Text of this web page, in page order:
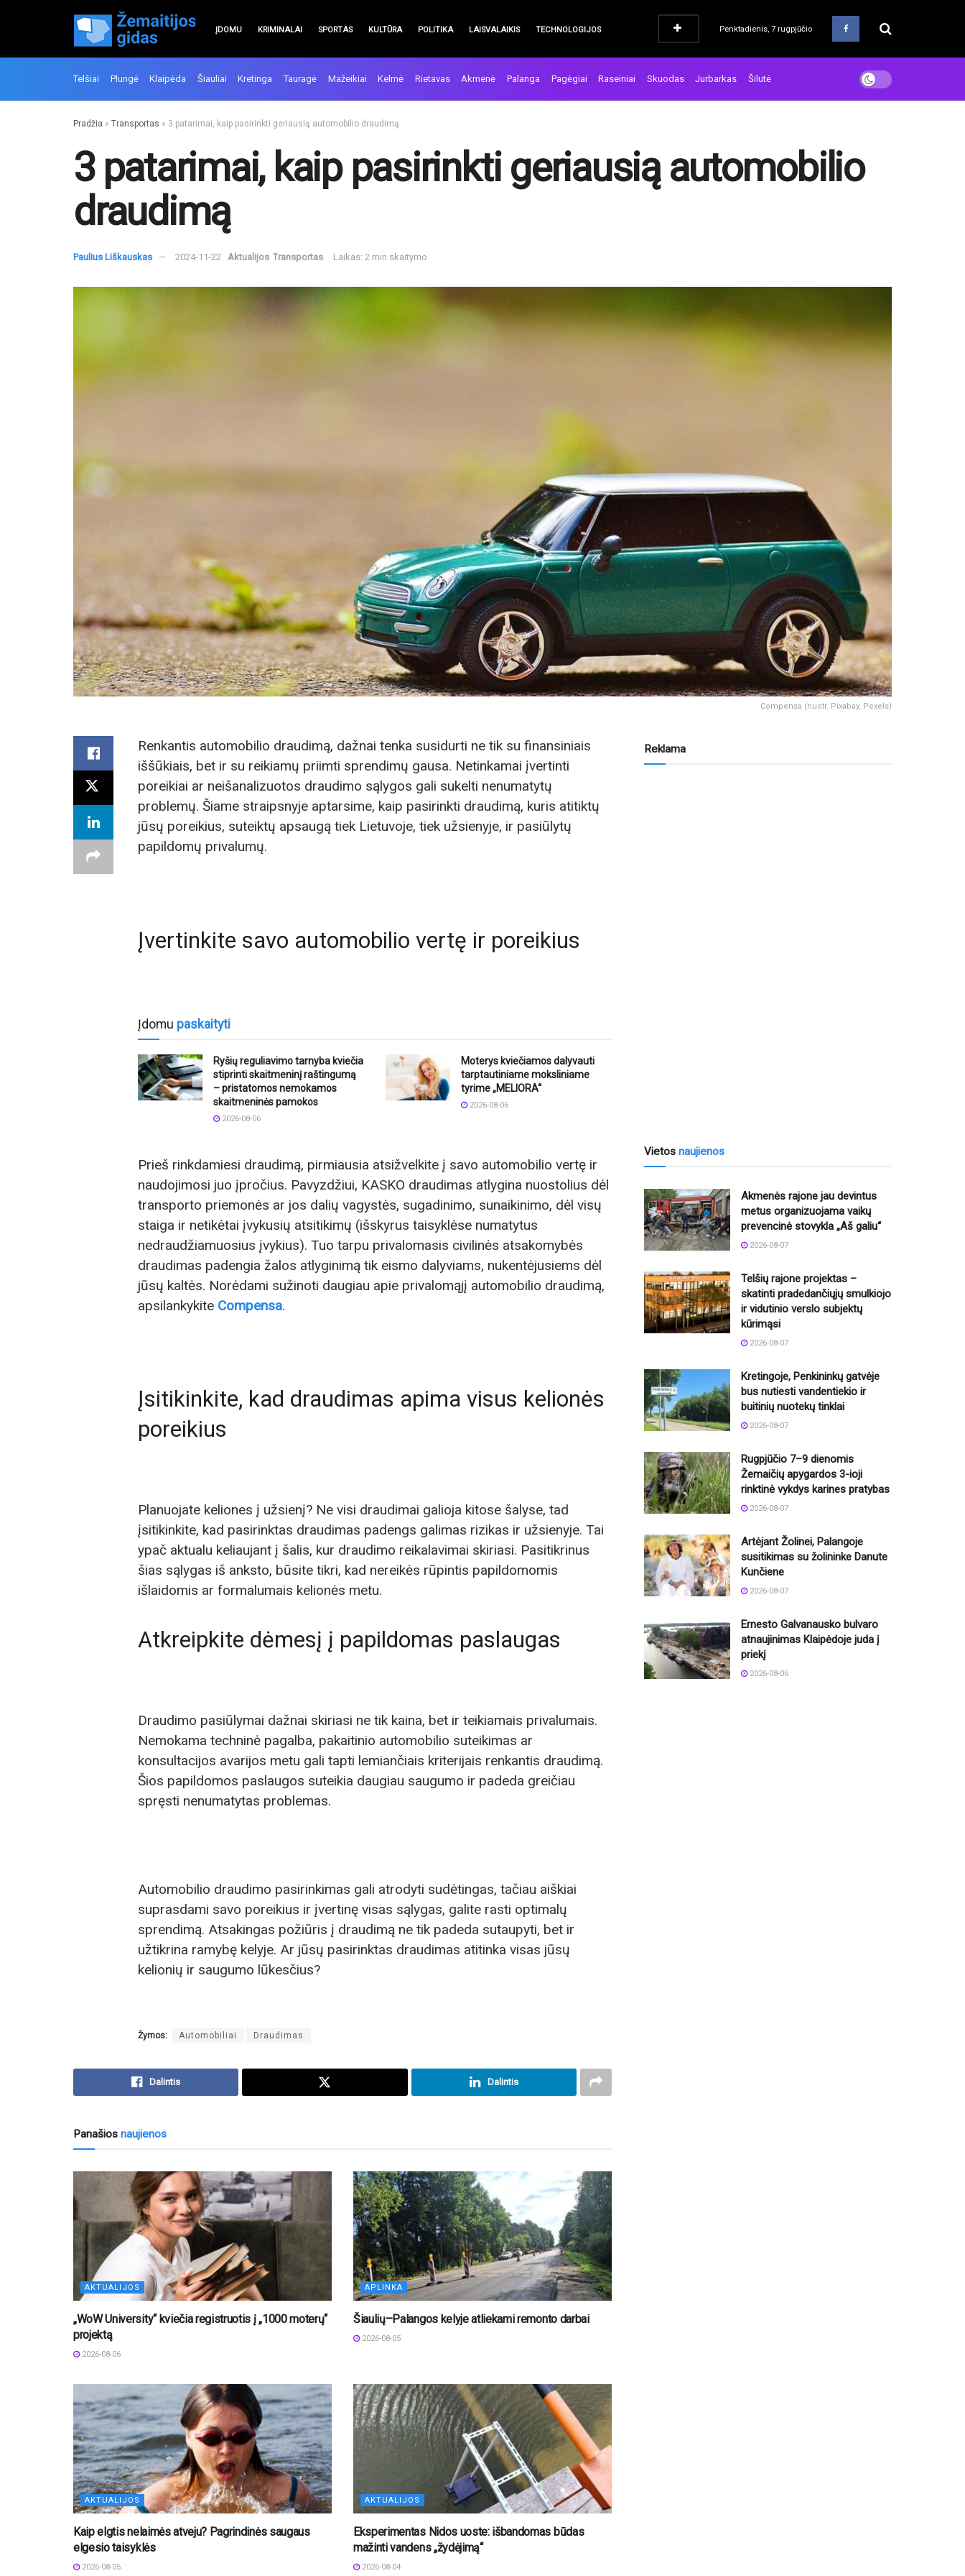
ĮDOMU KRIMINALAI SPORTAS KULTŪRA POLITIKA LAISVALAIKIS TECHNOLOGIJOS Penktadienis, 7 rugpjūčio
Telšiai Plungė Klaipėda Šiauliai Kretinga Tauragė Mažeikiai Kelmė Rietavas Akmenė Palanga Pagėgiai Raseiniai Skuodas Jurbarkas Šilutė
Pradžia » Transportas » 3 patarimai, kaip pasirinkti geriausią automobilio draudimą
3 patarimai, kaip pasirinkti geriausią automobilio
draudimą
Paulius Liškauskas 2024-11-22 Aktualijos Transportas Laikas: 2 min skaitymo
Compensa (nuotr. Pixabay, Pexels)
Renkantis automobilio draudimą, dažnai tenka susidurti ne tik su finansiniais
iššūkiais, bet ir su reikiamų priimti sprendimų gausa. Netinkamai įvertinti
poreikiai ar neišanalizuotos draudimo sąlygos gali sukelti nenumatytų
problemų. Šiame straipsnyje aptarsime, kaip pasirinkti draudimą, kuris atitiktų
jūsų poreikius, suteiktų apsaugą tiek Lietuvoje, tiek užsienyje, ir pasiūlytų
papildomų privalumų.
Įvertinkite savo automobilio vertę ir poreikius
Įdomu paskaityti
Ryšių reguliavimo tarnyba kviečia
stiprinti skaitmeninį raštingumą
– pristatomos nemokamos
skaitmeninės pamokos
2026-08-06
Moterys kviečiamos dalyvauti
tarptautiniame moksliniame
tyrime „MELIORA“
2026-08-06
Prieš rinkdamiesi draudimą, pirmiausia atsižvelkite į savo automobilio vertę ir
naudojimosi juo įpročius. Pavyzdžiui, KASKO draudimas atlygina nuostolius dėl
transporto priemonės ar jos dalių vagystės, sugadinimo, sunaikinimo, dėl visų
staiga ir netikėtai įvykusių atsitikimų (išskyrus taisyklėse numatytus
nedraudžiamuosius įvykius). Tuo tarpu privalomasis civilinės atsakomybės
draudimas padengia žalos atlyginimą tik eismo dalyviams, nukentėjusiems dėl
jūsų kaltės. Norėdami sužinoti daugiau apie privalomąjį automobilio draudimą,
apsilankykite Compensa.
Įsitikinkite, kad draudimas apima visus kelionės
poreikius
Planuojate keliones į užsienį? Ne visi draudimai galioja kitose šalyse, tad
įsitikinkite, kad pasirinktas draudimas padengs galimas rizikas ir užsienyje. Tai
ypač aktualu keliaujant į šalis, kur draudimo reikalavimai skiriasi. Pasitikrinus
šias sąlygas iš anksto, būsite tikri, kad nereikės rūpintis papildomomis
išlaidomis ar formalumais kelionės metu.
Atkreipkite dėmesį į papildomas paslaugas
Draudimo pasiūlymai dažnai skiriasi ne tik kaina, bet ir teikiamais privalumais.
Nemokama techninė pagalba, pakaitinio automobilio suteikimas ar
konsultacijos avarijos metu gali tapti lemiančiais kriterijais renkantis draudimą.
Šios papildomos paslaugos suteikia daugiau saugumo ir padeda greičiau
spręsti nenumatytas problemas.
Automobilio draudimo pasirinkimas gali atrodyti sudėtingas, tačiau aiškiai
suprasdami savo poreikius ir įvertinę visas sąlygas, galite rasti optimalų
sprendimą. Atsakingas požiūris į draudimą ne tik padeda sutaupyti, bet ir
užtikrina ramybę kelyje. Ar jūsų pasirinktas draudimas atitinka visas jūsų
kelionių ir saugumo lūkesčius?
Žymos: Automobiliai Draudimas
Dalintis Dalintis
Panašios naujienos
AKTUALIJOS
„WoW University“ kviečia registruotis į „1000 moterų“
projektą
2026-08-06
APLINKA
Šiaulių–Palangos kelyje atliekami remonto darbai
2026-08-05
AKTUALIJOS
Kaip elgtis nelaimės atveju? Pagrindinės saugaus
elgesio taisyklės
2026-08-05
AKTUALIJOS
Eksperimentas Nidos uoste: išbandomas būdas
mažinti vandens „žydėjimą“
2026-08-04
Reklama
Vietos naujienos
Akmenės rajone jau devintus
metus organizuojama vaikų
prevencinė stovykla „Aš galiu“
2026-08-07
Telšių rajone projektas –
skatinti pradedančiųjų smulkiojo
ir vidutinio verslo subjektų
kūrimąsi
2026-08-07
Kretingoje, Penkininkų gatvėje
bus nutiesti vandentiekio ir
buitinių nuotekų tinklai
2026-08-07
Rugpjūčio 7–9 dienomis
Žemaičių apygardos 3-ioji
rinktinė vykdys karines pratybas
2026-08-07
Artėjant Žolinei, Palangoje
susitikimas su žolininke Danute
Kunčiene
2026-08-07
Ernesto Galvanausko bulvaro
atnaujinimas Klaipėdoje juda į
priekį
2026-08-06